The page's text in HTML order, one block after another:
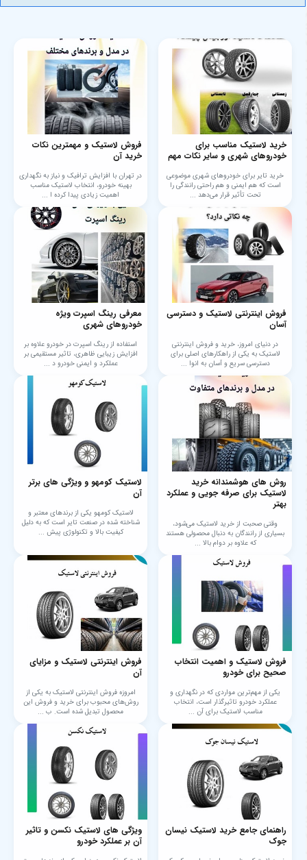
خرید لاستیک مناسب برای
خودروهای شهری و سایر نکات مهم
خرید تایر برای خودروهای شهری موضوعی
است که هم ایمنی و هم راحتی رانندگی را
تحت تأثیر قرار می‌دهد ...
فروش لاستیک و مهمترین نکات
خرید آن
در تهران با افزایش ترافیک و نیاز به نگهداری
بهینه خودرو، انتخاب لاستیک مناسب
اهمیت زیادی پیدا کرده ا ...
فروش اینترنتی لاستیک و دسترسی
آسان
در دنیای امروز، خرید و فروش اینترنتی
لاستیک به یکی از راهکارهای اصلی برای
دسترسی سریع و آسان به انوا ...
معرفی رینگ اسپرت ویژه
خودروهای شهری
استفاده از رینگ اسپرت در خودرو علاوه بر
افزایش زیبایی ظاهری، تاثیر مستقیمی بر
عملکرد و ایمنی خودرو د ...
روش های هوشمندانه خرید
لاستیک برای صرفه جویی و عملکرد
بهتر
وقتی صحبت از خرید لاستیک می‌شود،
بسیاری از رانندگان به دنبال محصولی هستند
که علاوه بر دوام بالا ...
لاستیک کومهو و ویژگی های برتر
آن
لاستیک کومهو یکی از برندهای معتبر و
شناخته شده در صنعت تایر است که به دلیل
کیفیت بالا و تکنولوژی پیش ...
فروش لاستیک و اهمیت انتخاب
صحیح برای خودرو
یکی از مهم‌ترین مواردی که در نگهداری و
عملکرد خودرو تاثیرگذار است، انتخاب
مناسب لاستیک برای آن ...
فروش اینترنتی لاستیک و مزایای
آن
امروزه فروش اینترنتی لاستیک به یکی از
روش‌های محبوب برای خرید و فروش این
محصول تبدیل شده است. ب ...
راهنمای جامع خرید لاستیک نیسان
جوک
ویژگی های لاستیک نکسن و تاثیر
آن بر عملکرد خودرو